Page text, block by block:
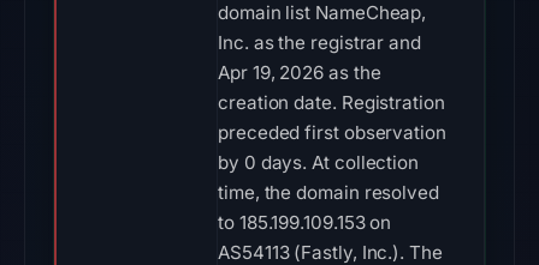
domain list NameCheap,
Inc. as the registrar and
Apr 19, 2026 as the
creation date. Registration
preceded first observation
by 0 days. At collection
time, the domain resolved
to 185.199.109.153 on
AS54113 (Fastly, Inc.). The